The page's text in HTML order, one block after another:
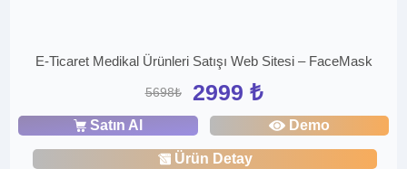
E-Ticaret Medikal Ürünleri Satışı Web Sitesi – FaceMask
5698₺ 2999 ₺
Satın Al Demo
Ürün Detay